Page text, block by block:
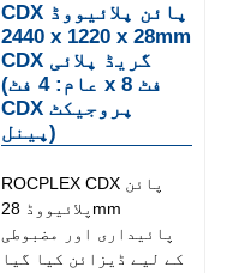
CDX پائن پلائیووڈ
2440 x 1220 x 28mm
CDX گریڈ پلائی
(عام: 4 فٹ x 8 فٹ
CDX پروجیکٹ
پینل)
ROCPLEX CDX پائن
پلائیووڈ 28mm
پائیداری اور مضبوطی
کے لیے ڈیزائن کیا گیا